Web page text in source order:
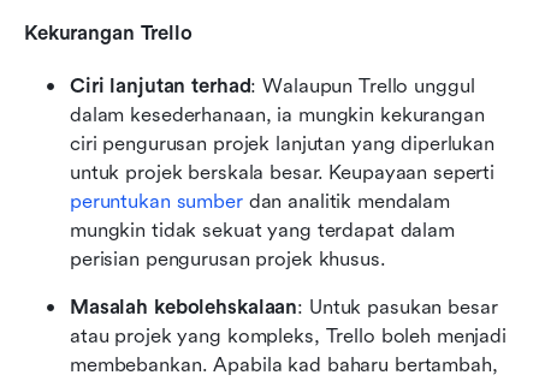
Kekurangan Trello
Ciri lanjutan terhad: Walaupun Trello unggul
dalam kesederhanaan, ia mungkin kekurangan
ciri pengurusan projek lanjutan yang diperlukan
peruntukan sumber dan analitik mendalam
mungkin tidak sekuat yang terdapat dalam
perisian pengurusan projek khusus.
Masalah kebolehskalaan: Untuk pasukan besar
atau projek yang kompleks, Trello boleh menjadi
membebankan. Apabila kad baharu bertambah,